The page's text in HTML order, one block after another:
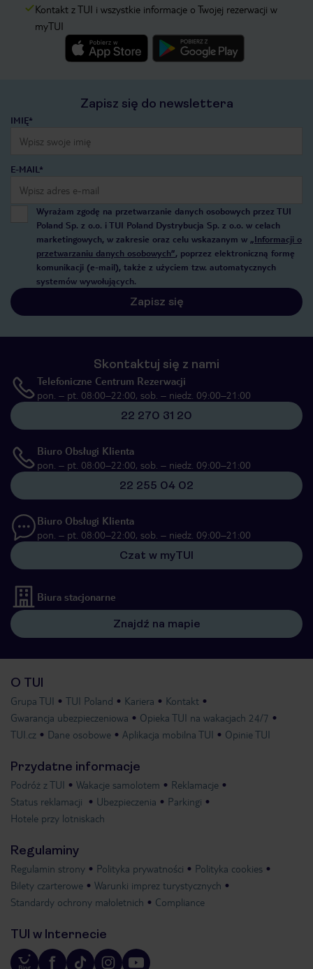
Kontakt z TUI i wszystkie informacje o Twojej rezerwacji w
myTUI
Zapisz się do newslettera
IMIĘ*
E-MAIL*
Wyrażam zgodę na przetwarzanie danych osobowych przez TUI
Poland Sp. z o.o. i TUI Poland Dystrybucja Sp. z o.o. w celach
marketingowych, w zakresie oraz celu wskazanym w „Informacji o
przetwarzaniu danych osobowych”, poprzez elektroniczną formę
komunikacji (e-mail), także z użyciem tzw. automatycznych
systemów wywołujących.
Zapisz się
Skontaktuj się z nami
Telefoniczne Centrum Rezerwacji
pon. – pt. 08:00–22:00, sob. – niedz. 09:00–21:00
22 270 31 20
Biuro Obsługi Klienta
pon. – pt. 08:00–22:00, sob. – niedz. 09:00–21:00
22 255 04 02
Biuro Obsługi Klienta
pon. – pt. 08:00–22:00, sob. – niedz. 09:00–21:00
Czat w myTUI
Biura stacjonarne
Znajdź na mapie
O TUI
Grupa TUI TUI Poland Kariera
Kontakt
Gwarancja ubezpieczeniowa
Opieka TUI na wakacjach 24/7
TUI.cz
Dane osobowe Aplikacja mobilna TUI Opinie TUI
Przydatne informacje
Podróż z TUI Wakacje samolotem
Reklamacje
Status reklamacji
Ubezpieczenia
Parkingi
Hotele przy lotniskach
Regulaminy
Regulamin strony Polityka prywatności
Polityka cookies
Bilety czarterowe
Warunki imprez turystycznych
Standardy ochrony małoletnich
Compliance
TUI w Internecie